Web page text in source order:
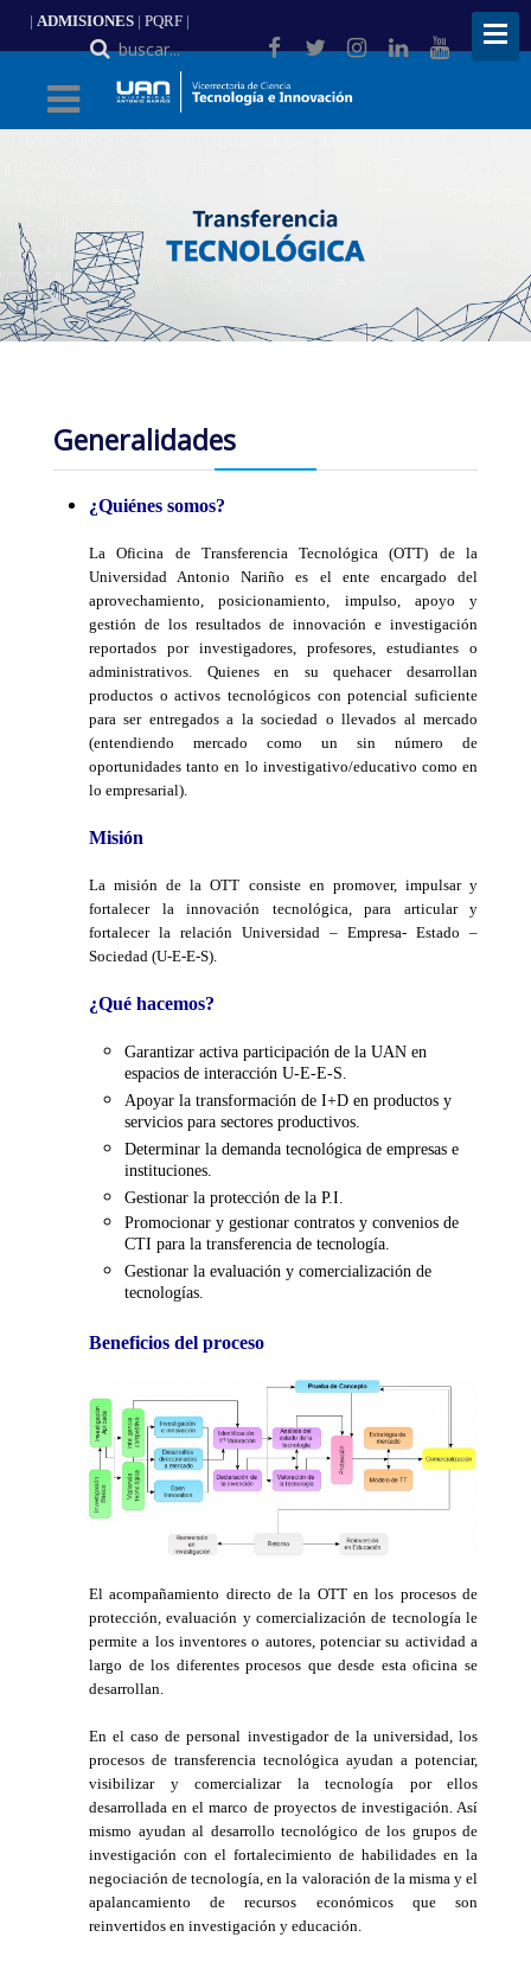
| ADMISIONES | PQRF |
ES
Generalidades
¿Quiénes somos?
La Oficina de Transferencia Tecnológica (OTT) de la
Universidad Antonio Nariño es el ente encargado del
aprovechamiento, posicionamiento, impulso, apoyo y
gestión de los resultados de innovación e investigación
reportados por investigadores, profesores, estudiantes o
administrativos. Quienes en su quehacer desarrollan
productos o activos tecnológicos con potencial suficiente
para ser entregados a la sociedad o llevados al mercado
(entendiendo mercado como un sin número de
oportunidades tanto en lo investigativo/educativo como en
lo empresarial).
Misión
La misión de la OTT consiste en promover, impulsar y
fortalecer la innovación tecnológica, para articular y
fortalecer la relación Universidad – Empresa- Estado –
Sociedad (U-E-E-S).
¿Qué hacemos?
Garantizar activa participación de la UAN en
espacios de interacción U-E-E-S.
Apoyar la transformación de I+D en productos y
servicios para sectores productivos.
Determinar la demanda tecnológica de empresas e
instituciones.
Gestionar la protección de la P.I.
Promocionar y gestionar contratos y convenios de
CTI para la transferencia de tecnología.
Gestionar la evaluación y comercialización de
tecnologías.
Beneficios del proceso
El acompañamiento directo de la OTT en los procesos de
protección, evaluación y comercialización de tecnología le
permite a los inventores o autores, potenciar su actividad a
largo de los diferentes procesos que desde esta oficina se
desarrollan.
En el caso de personal investigador de la universidad, los
procesos de transferencia tecnológica ayudan a potenciar,
visibilizar y comercializar la tecnología por ellos
desarrollada en el marco de proyectos de investigación. Así
mismo ayudan al desarrollo tecnológico de los grupos de
investigación con el fortalecimiento de habilidades en la
negociación de tecnología, en la valoración de la misma y el
apalancamiento de recursos económicos que son
reinvertidos en investigación y educación.